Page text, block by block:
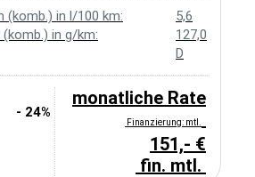
(komb.) in l/100 km:
5,6
(komb.) in g/km:
127,0
D
- 24%
monatliche Rate
Finanzierung: mtl.
151,- €
fin. mtl.